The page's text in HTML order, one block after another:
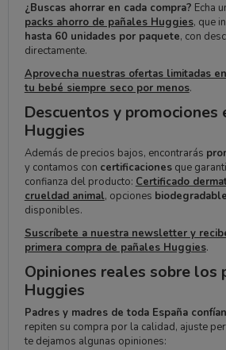
¿Buscas ahorrar en cada compra? Echa
packs ahorro de pañales Huggies, que
hasta 60 unidades por paquete, con
directamente.
Aprovecha nuestras ofertas limitadas
tu bebé siempre seco por menos.
Descuentos y promociones
Huggies
Además de precios bajos, encontrarás
y contamos con certificacionesque
confianza del producto: Certificado
crueldad animal, opciones
disponibles.
Suscríbete a nuestra newsletter y
primera compra de pañales Huggies.
Opiniones reales sobre los
Huggies
Padres y madres de toda España
repiten su compra por la calidad, ajuste
te dejamos algunas opiniones: